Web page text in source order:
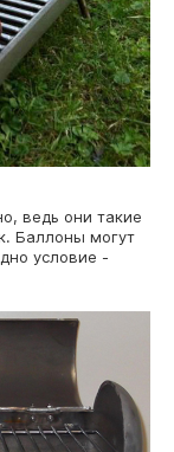
ведь они такие
Баллоны могут
условие -